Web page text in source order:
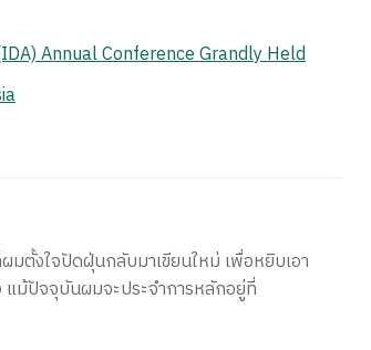
Annual Conference Grandly Held
ตั้งใจปัดฝุ่นกลับมาเขียนใหม่ เพื่อหยิบเอา
แม้ปัจจุบันผมจะประจำการหลักอยู่ที่